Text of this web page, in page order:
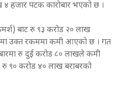
हजार पटक कारोबार भएको छ ।
बाट रु ९३ करोड २० लाख
उक्त रकममा कमी आएको छ । गत
रु दुई करोड ८० लाखले कमी
९० करोड ४० लाख बराबरको